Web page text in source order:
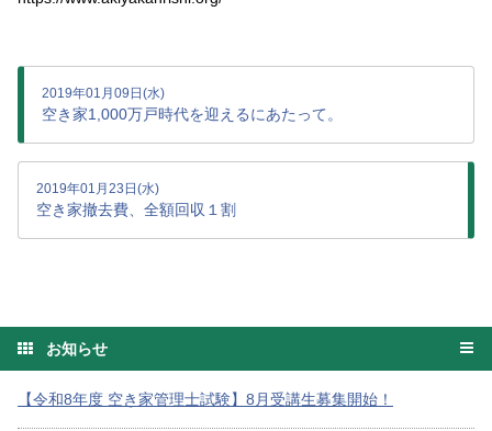
2019年01月09日(水)
空き家1,000万戸時代を迎えるにあたって。
2019年01月23日(水)
空き家撤去費、全額回収１割
お知らせ
【令和8年度 空き家管理士試験】8月受講生募集開始！